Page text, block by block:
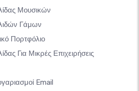
Μουσικών
Γάμων
Πορτφόλιο
Για Μικρές Επιχειρήσεις
Email